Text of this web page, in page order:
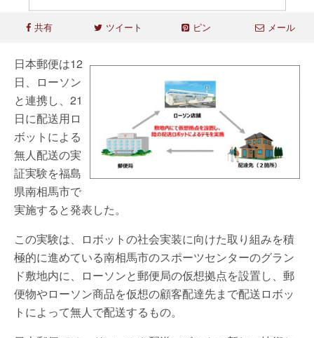
共有 ツイート ピン メール
日本郵便は12
日、ローソン
と連携し、21
日に配送用ロ
ボットによる
無人配送の実
証実験を福島
県南相馬市で
実施すると発表した。
この実験は、ロボットの社会実装に向けた取り組みを積
極的に進めている南相馬市のスポーツセンターのグラン
ド敷地内に、ローソンと郵便局の仮想拠点を設置し、郵
便物やローソン商品を仮想の顧客配達先まで配送ロボッ
トによって無人で配送するもの。